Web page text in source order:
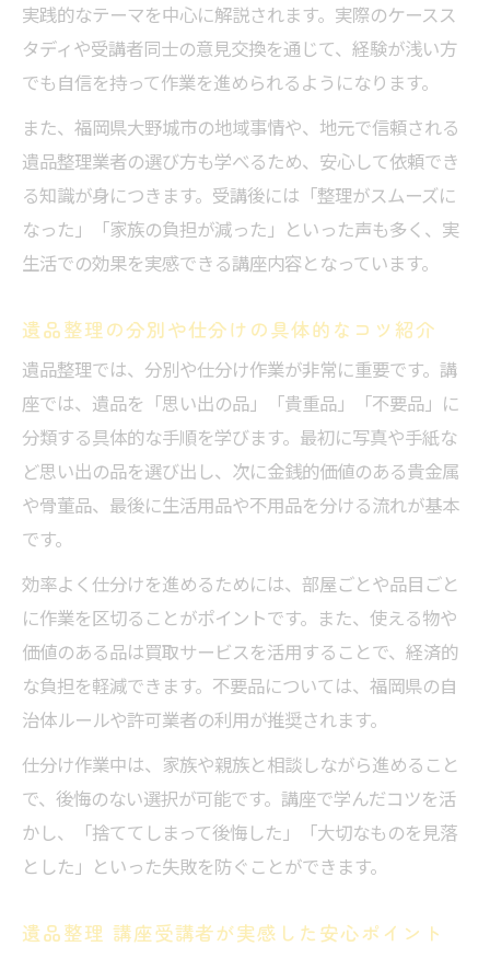
実践的なテーマを中心に解説されます。実際のケースス
タディや受講者同士の意見交換を通じて、経験が浅い方
でも自信を持って作業を進められるようになります。
また、福岡県大野城市の地域事情や、地元で信頼される
遺品整理業者の選び方も学べるため、安心して依頼でき
る知識が身につきます。受講後には「整理がスムーズに
なった」「家族の負担が減った」といった声も多く、実
生活での効果を実感できる講座内容となっています。
遺品整理の分別や仕分けの具体的なコツ紹介
遺品整理では、分別や仕分け作業が非常に重要です。講
座では、遺品を「思い出の品」「貴重品」「不要品」に
分類する具体的な手順を学びます。最初に写真や手紙な
ど思い出の品を選び出し、次に金銭的価値のある貴金属
や骨董品、最後に生活用品や不用品を分ける流れが基本
です。
効率よく仕分けを進めるためには、部屋ごとや品目ごと
に作業を区切ることがポイントです。また、使える物や
価値のある品は買取サービスを活用することで、経済的
な負担を軽減できます。不要品については、福岡県の自
治体ルールや許可業者の利用が推奨されます。
仕分け作業中は、家族や親族と相談しながら進めること
で、後悔のない選択が可能です。講座で学んだコツを活
かし、「捨ててしまって後悔した」「大切なものを見落
とした」といった失敗を防ぐことができます。
遺品整理 講座受講者が実感した安心ポイント